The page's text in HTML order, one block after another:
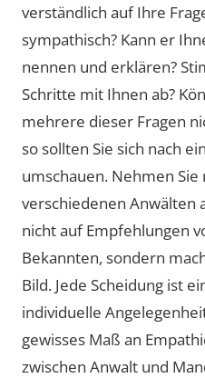
verständlich auf Ihre
sympathisch? Kann er
nennen und erklären?
Schritte mit Ihnen ab?
mehrere dieser Fragen
so sollten Sie sich nach
umschauen. Nehmen Sie
verschiedenen Anwälten
nicht auf Empfehlungen
Bekannten, sondern
Bild. Jede Scheidung ist
individuelle
gewisses Maß an
zwischen Anwalt und